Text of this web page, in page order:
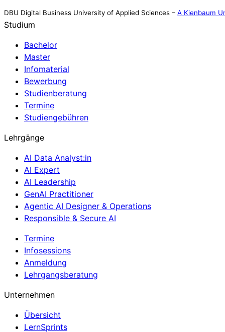
DBU Digital Business University of Applied Sciences – A Kienbaum
Studium
Bachelor
Master
Infomaterial
Bewerbung
Studienberatung
Termine
Studiengebühren
Lehrgänge
AI Data Analyst:in
AI Expert
AI Leadership
GenAI Practitioner
Agentic AI Designer & Operations
Responsible & Secure AI
Termine
Infosessions
Anmeldung
Lehrgangsberatung
Unternehmen
Übersicht
LernSprints